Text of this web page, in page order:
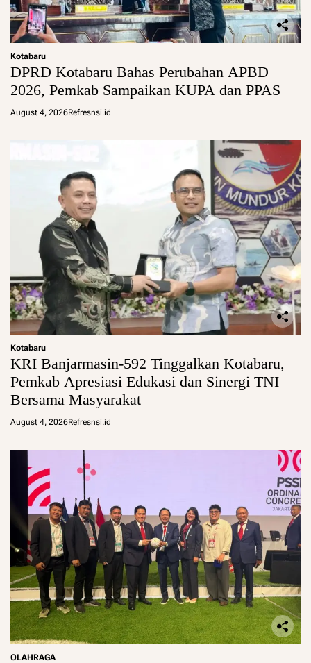
Kotabaru
DPRD Kotabaru Bahas Perubahan APBD
2026, Pemkab Sampaikan KUPA dan PPAS
August 4, 2026Refresnsi.id
Kotabaru
KRI Banjarmasin-592 Tinggalkan Kotabaru,
Pemkab Apresiasi Edukasi dan Sinergi TNI
Bersama Masyarakat
August 4, 2026Refresnsi.id
OLAHRAGA